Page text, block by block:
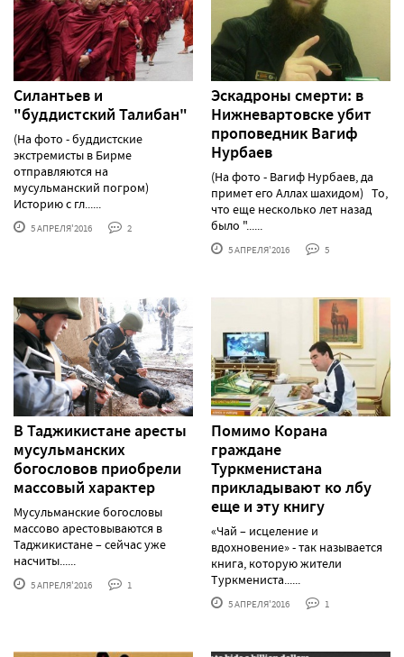
Силантьев и
"буддистский Талибан"
(На фото - буддистские
экстремисты в Бирме
отправляются на
мусульманский погром)
Историю с гл......
5 АПРЕЛЯ'2016 2
Эскадроны смерти: в
Нижневартовске убит
проповедник Вагиф
Нурбаев
(На фото - Вагиф Нурбаев, да
примет его Аллах шахидом) То,
что еще несколько лет назад
было "......
5 АПРЕЛЯ'2016 5
В Таджикистане аресты
мусульманских
богословов приобрели
массовый характер
Мусульманские богословы
массово арестовываются в
Таджикистане – сейчас уже
насчиты......
5 АПРЕЛЯ'2016 1
Помимо Корана
граждане
Туркменистана
прикладывают ко лбу
еще и эту книгу
«Чай – исцеление и
вдохновение» - так называется
книга, которую жители
Туркмениста......
5 АПРЕЛЯ'2016 1